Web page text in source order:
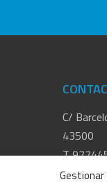
Gestionar
C/
43500
T